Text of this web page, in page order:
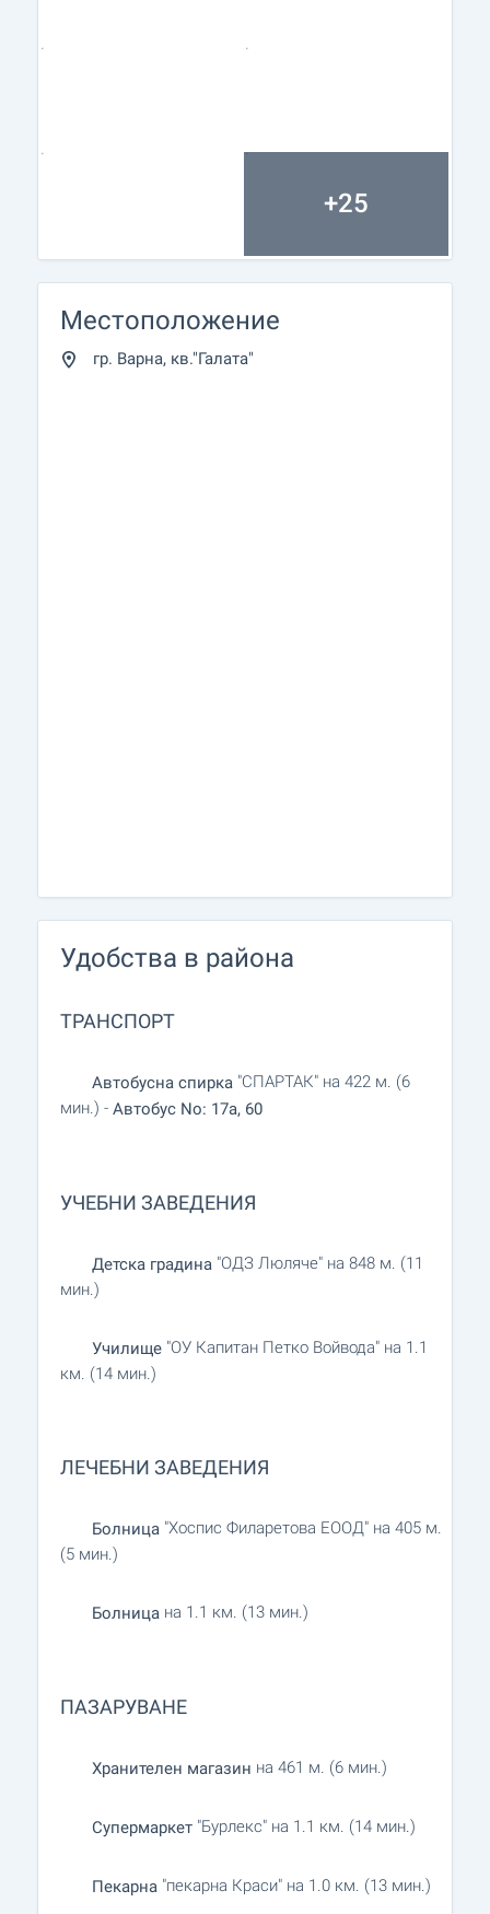
+25
Местоположение
гр. Варна, кв."Галата"
Удобства в района
ТРАНСПОРТ
Автобусна спирка "СПАРТАК" на 422 м. (6
мин.) - Автобус No: 17a, 60
УЧЕБНИ ЗАВЕДЕНИЯ
Детска градина "ОДЗ Люляче" на 848 м. (11
мин.)
Училище "ОУ Капитан Петко Войвода" на 1.1
км. (14 мин.)
ЛЕЧЕБНИ ЗАВЕДЕНИЯ
Болница "Хоспис Филаретова ЕООД" на 405 м.
(5 мин.)
Болница на 1.1 км. (13 мин.)
ПАЗАРУВАНЕ
Хранителен магазин на 461 м. (6 мин.)
Супермаркет "Бурлекс" на 1.1 км. (14 мин.)
Пекарна "пекарна Краси" на 1.0 км. (13 мин.)